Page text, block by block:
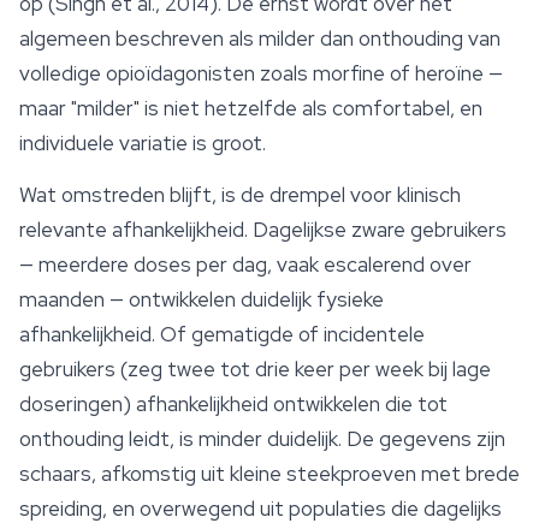
algemeen beschreven als milder dan onthouding van
volledige opioïdagonisten zoals morfine of heroïne —
maar "milder" is niet hetzelfde als comfortabel, en
individuele variatie is groot.
Wat omstreden blijft, is de drempel voor klinisch
relevante afhankelijkheid. Dagelijkse zware gebruikers
— meerdere doses per dag, vaak escalerend over
maanden — ontwikkelen duidelijk fysieke
afhankelijkheid. Of gematigde of incidentele
gebruikers (zeg twee tot drie keer per week bij lage
doseringen) afhankelijkheid ontwikkelen die tot
onthouding leidt, is minder duidelijk. De gegevens zijn
schaars, afkomstig uit kleine steekproeven met brede
spreiding, en overwegend uit populaties die dagelijks